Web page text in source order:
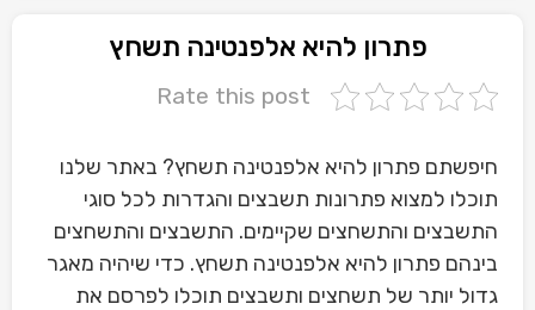
פתרון להיא אלפנטינה תשחץ
Rate this post
חיפשתם פתרון להיא אלפנטינה תשחץ? באתר שלנו
תוכלו למצוא פתרונות תשבצים והגדרות לכל סוגי
התשבצים והתשחצים שקיימים. התשבצים והתשחצים
בינהם פתרון להיא אלפנטינה תשחץ. כדי שיהיה מאגר
גדול יותר של תשחצים ותשבצים תוכלו לפרסם את